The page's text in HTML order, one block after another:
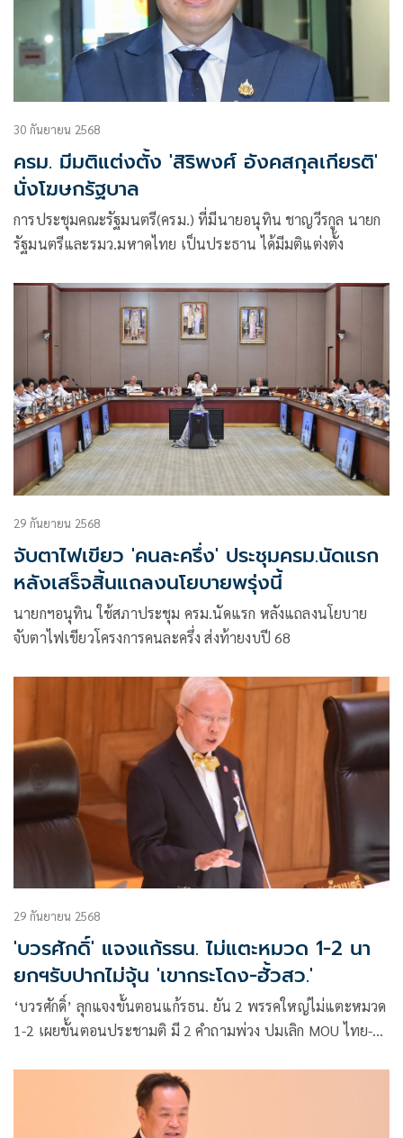
30 กันยายน 2568
ครม. มีมติแต่งตั้ง 'สิริพงศ์ อังคสกุลเกียรติ'
นั่งโฆษกรัฐบาล
การประชุมคณะรัฐมนตรี(ครม.) ที่มีนายอนุทิน ชาญวีรกูล นายก
รัฐมนตรีและรมว.มหาดไทย เป็นประธาน ได้มีมติแต่งตั้ง
29 กันยายน 2568
จับตาไฟเขียว 'คนละครึ่ง' ประชุมครม.นัดแรก
หลังเสร็จสิ้นแถลงนโยบายพรุ่งนี้
นายกฯอนุทิน ใช้สภาประชุม ครม.นัดแรก หลังแถลงนโยบาย
จับตาไฟเขียวโครงการคนละครึ่ง ส่งท้ายงบปี 68
29 กันยายน 2568
'บวรศักดิ์' แจงแก้รธน. ไม่แตะหมวด 1-2 นา
ยกฯรับปากไม่จุ้น 'เขากระโดง-ฮั้วสว.'
‘บวรศักดิ์’ ลุกแจงขั้นตอนแก้รธน. ยัน 2 พรรคใหญ่ไม่แตะหมวด
1-2 เผยขั้นตอนประชามติ มี 2 คำถามพ่วง ปมเลิก MOU ไทย-